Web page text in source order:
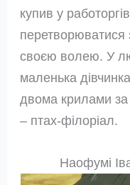
купив у
своєю волею. У
маленька
двома крилами
– птах-філоріал.
Наофумі